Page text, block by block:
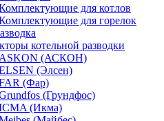
для котлов
для горелок
котельной разводки
ASKON (АСКОН)
(Элсен)
(Фар)
(Грундфос)
(Икма)